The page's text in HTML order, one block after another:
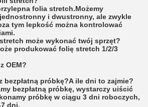
folia stretch.Możemy
i dwustronny, ale zwykle
tym lepkość można kontrolować
może wykonać twój sprzęt?
produkować folię stretch 1/2/3
OEM?
bezpłatną próbkę?A ile dni to zajmie?
bezpłatną próbkę, wystarczy uiścić
próbkę w ciągu 3 dni roboczych,
dni.